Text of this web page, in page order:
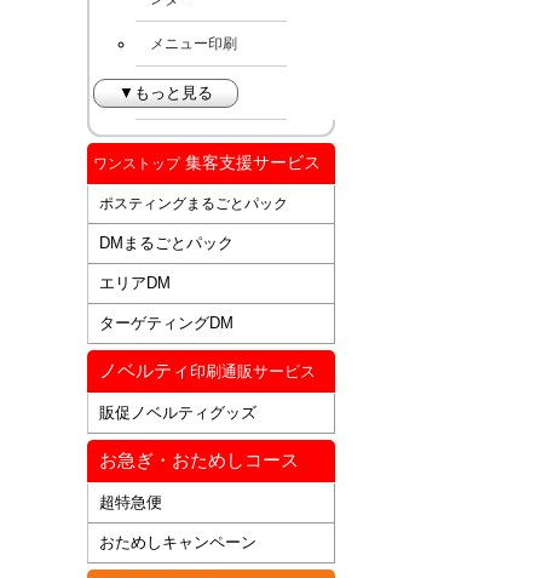
メニュー印刷
▼もっと見る
ワンストップ集客支援サービス
ポスティングまるごとパック
DMまるごとパック
エリアDM
ターゲティングDM
ノベルティ 印刷通販サービス
販促ノベルティグッズ
お急ぎ・おためしコース
超特急便
おためしキャンペーン